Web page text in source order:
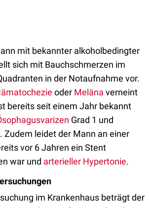
mit bekannter alkoholbedingter
sich mit Bauchschmerzen im
in der Notaufnahme vor.
oder Meläna verneint
bereits seit einem Jahr bekannt
Grad 1 und
. Zudem leidet der Mann an einer
vor 6 Jahren ein Stent
war und arterieller Hypertonie.
im Krankenhaus beträgt der